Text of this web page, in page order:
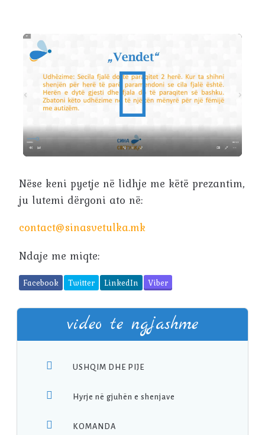
Nëse keni pyetje në lidhje me këtë prezantim,
ju lutemi dërgoni ato në:
contact@sinasvetulka.mk
Ndaje me miqte:
Facebook Twitter LinkedIn Viber
video te ngjashme
USHQIM DHE PIJE
Hyrje në gjuhën e shenjave
KOMANDA